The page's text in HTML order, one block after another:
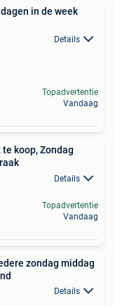
in de week
Details
Topadvertentie
Vandaag
Zondag
Details
Topadvertentie
Vandaag
zondag middag
Details